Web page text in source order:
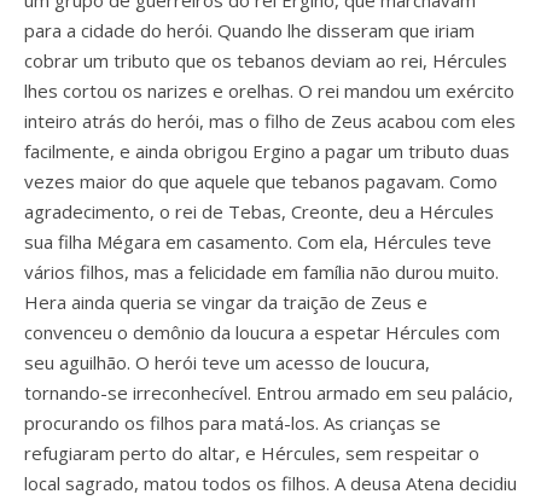
para a cidade do herói. Quando lhe disseram que iriam
cobrar um tributo que os tebanos deviam ao rei, Hércules
lhes cortou os narizes e orelhas. O rei mandou um exército
inteiro atrás do herói, mas o filho de Zeus acabou com eles
facilmente, e ainda obrigou Ergino a pagar um tributo duas
vezes maior do que aquele que tebanos pagavam. Como
agradecimento, o rei de Tebas, Creonte, deu a Hércules
sua filha Mégara em casamento. Com ela, Hércules teve
vários filhos, mas a felicidade em família não durou muito.
Hera ainda queria se vingar da traição de Zeus e
convenceu o demônio da loucura a espetar Hércules com
seu aguilhão. O herói teve um acesso de loucura,
tornando-se irreconhecível. Entrou armado em seu palácio,
procurando os filhos para matá-los. As crianças se
refugiaram perto do altar, e Hércules, sem respeitar o
local sagrado, matou todos os filhos. A deusa Atena decidiu